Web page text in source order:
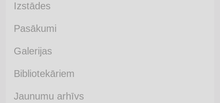
Izstādes
Pasākumi
Galerijas
Bibliotekāriem
Jaunumu arhīvs